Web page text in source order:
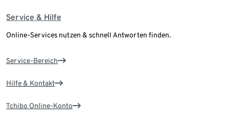
Service & Hilfe
Online-Services nutzen & schnell Antworten finden.
Service-Bereich
Hilfe & Kontakt
Tchibo Online-Konto